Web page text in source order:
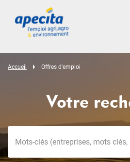
Accueil Offres d'emploi
Votre